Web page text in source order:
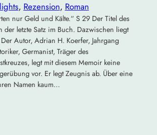
, Rezension, Roman
nur Geld und Kälte.“ S 29 Der Titel des
der letzte Satz im Buch. Dazwischen liegt
Autor, Adrian H. Koerfer, Jahrgang
Germanist, Träger des
legt mit diesem Memoir keine
vor. Er legt Zeugnis ab. Über eine
Namen kaum…